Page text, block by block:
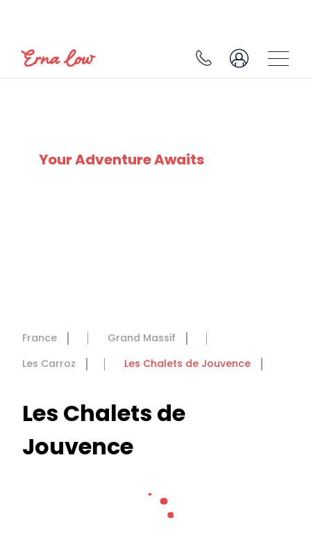
Your Adventure Awaits
France
Grand Massif
Les Carroz
Les Chalets de Jouvence
Les Chalets de
Jouvence